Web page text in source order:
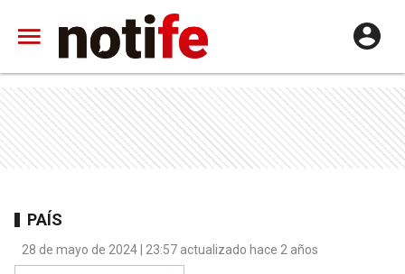
PAÍS
28 de mayo de 2024 | 23:57 actualizado hace 2 años